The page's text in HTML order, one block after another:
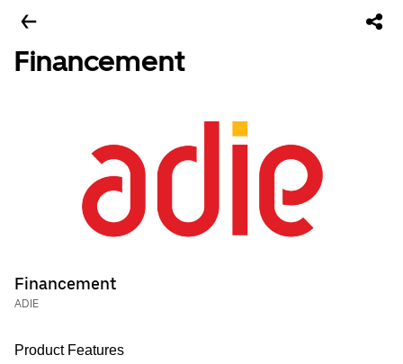
Financement
Financement
ADIE
Product Features